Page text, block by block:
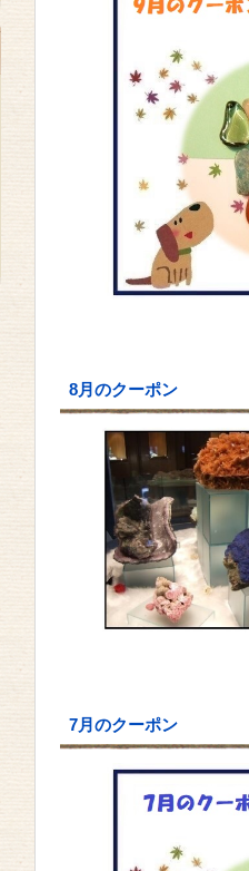
8月のクーポン
7月のクーポン